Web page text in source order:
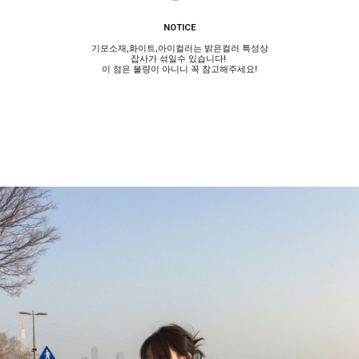
NOTICE
기모소재,화이트,아이컬러는 밝은컬러 특성상
잡사가 섞일수 있습니다!
이 점은 불량이 아니니 꼭 참고해주세요!